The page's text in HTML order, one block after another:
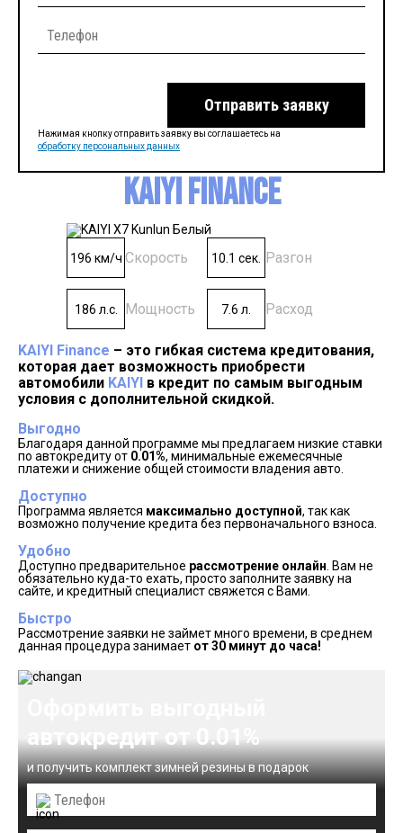
Отправить заявку
Нажимая кнопку отправить заявку вы соглашаетесь на
обработку персональных данных
KAIYI Finance
196 км/ч Скорость 10.1 сек. Разгон
186 л.с. Мощность 7.6 л. Расход
KAIYI Finance – это гибкая система кредитования,
которая дает возможность приобрести
автомобили KAIYI в кредит по самым выгодным
условия с дополнительной скидкой.
Выгодно
Благодаря данной программе мы предлагаем низкие ставки
по автокредиту от 0.01%, минимальные ежемесячные
платежи и снижение общей стоимости владения авто.
Доступно
Программа является максимально доступной, так как
возможно получение кредита без первоначального взноса.
Удобно
Доступно предварительное рассмотрение онлайн . Вам не
обязательно куда-то ехать, просто заполните заявку на
сайте, и кредитный специалист свяжется с Вами.
Быстро
Рассмотрение заявки не займет много времени, в среднем
данная процедура занимает от 30 минут до часа!
автокредит от 0.01%
и получить комплект зимней резины в подарок